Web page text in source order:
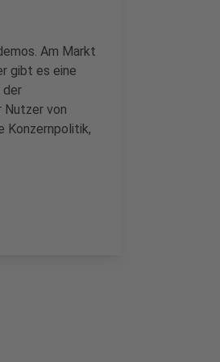
Am Markt
gibt es eine
der
Nutzer von
Konzernpolitik,